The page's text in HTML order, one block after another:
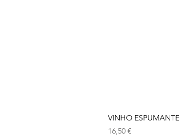
VINHO
Preço
16,50 €